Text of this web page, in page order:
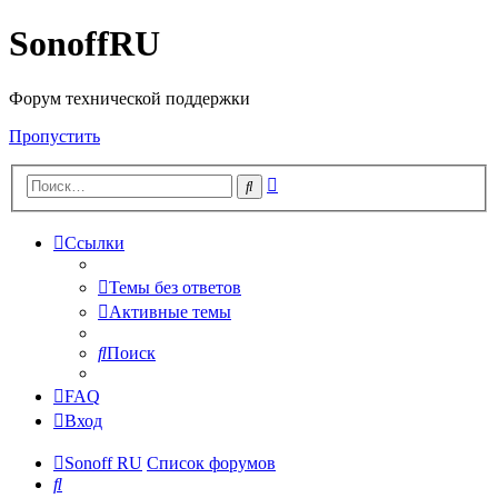
SonoffRU
Форум технической поддержки
Пропустить
Поиск
Ссылки
Темы без ответов
Активные темы
Поиск
FAQ
Вход
Sonoff RU Список форумов
Поиск